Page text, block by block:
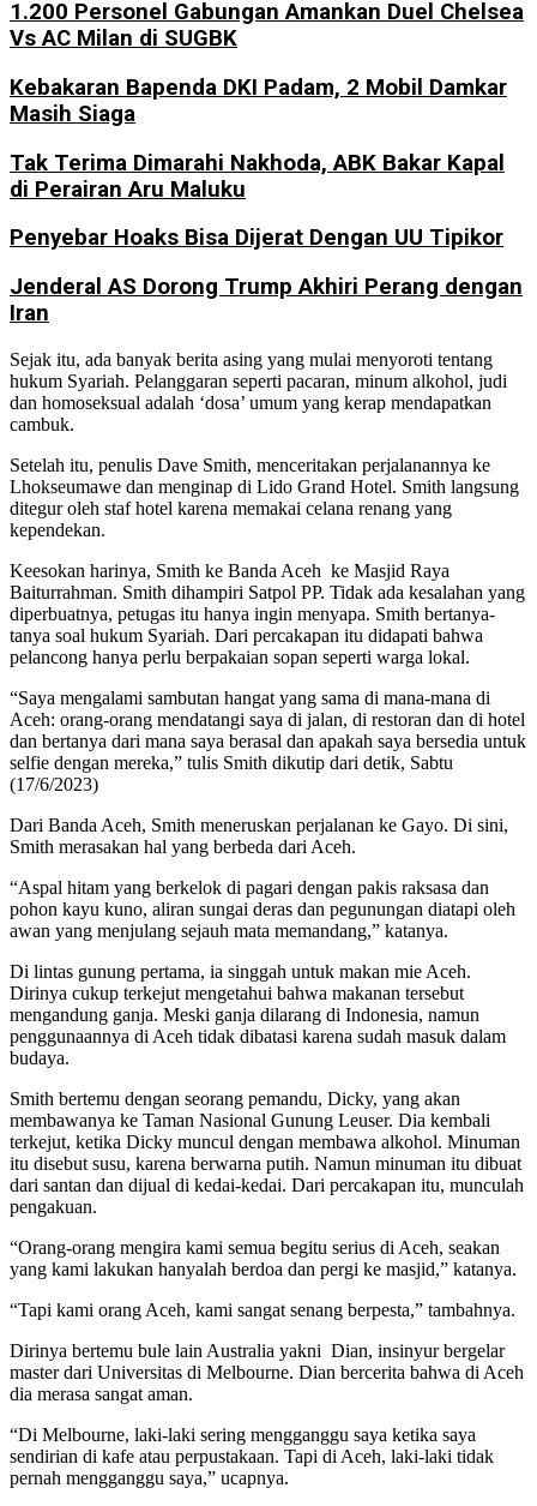
1.200 Personel Gabungan Amankan Duel Chelsea
Vs AC Milan di SUGBK
Kebakaran Bapenda DKI Padam, 2 Mobil Damkar
Masih Siaga
Tak Terima Dimarahi Nakhoda, ABK Bakar Kapal
di Perairan Aru Maluku
Penyebar Hoaks Bisa Dijerat Dengan UU Tipikor
Jenderal AS Dorong Trump Akhiri Perang dengan
Iran
Sejak itu, ada banyak berita asing yang mulai menyoroti tentang
hukum Syariah. Pelanggaran seperti pacaran, minum alkohol, judi
dan homoseksual adalah ‘dosa’ umum yang kerap mendapatkan
cambuk.
Setelah itu, penulis Dave Smith, menceritakan perjalanannya ke
Lhokseumawe dan menginap di Lido Grand Hotel. Smith langsung
ditegur oleh staf hotel karena memakai celana renang yang
kependekan.
Keesokan harinya, Smith ke Banda Aceh ke Masjid Raya
Baiturrahman. Smith dihampiri Satpol PP. Tidak ada kesalahan yang
diperbuatnya, petugas itu hanya ingin menyapa. Smith bertanya-
tanya soal hukum Syariah. Dari percakapan itu didapati bahwa
pelancong hanya perlu berpakaian sopan seperti warga lokal.
“Saya mengalami sambutan hangat yang sama di mana-mana di
Aceh: orang-orang mendatangi saya di jalan, di restoran dan di hotel
dan bertanya dari mana saya berasal dan apakah saya bersedia untuk
selfie dengan mereka,” tulis Smith dikutip dari detik, Sabtu
(17/6/2023)
Dari Banda Aceh, Smith meneruskan perjalanan ke Gayo. Di sini,
Smith merasakan hal yang berbeda dari Aceh.
“Aspal hitam yang berkelok di pagari dengan pakis raksasa dan
pohon kayu kuno, aliran sungai deras dan pegunungan diatapi oleh
awan yang menjulang sejauh mata memandang,” katanya.
Di lintas gunung pertama, ia singgah untuk makan mie Aceh.
Dirinya cukup terkejut mengetahui bahwa makanan tersebut
mengandung ganja. Meski ganja dilarang di Indonesia, namun
penggunaannya di Aceh tidak dibatasi karena sudah masuk dalam
budaya.
Smith bertemu dengan seorang pemandu, Dicky, yang akan
membawanya ke Taman Nasional Gunung Leuser. Dia kembali
terkejut, ketika Dicky muncul dengan membawa alkohol. Minuman
itu disebut susu, karena berwarna putih. Namun minuman itu dibuat
dari santan dan dijual di kedai-kedai. Dari percakapan itu, munculah
pengakuan.
“Orang-orang mengira kami semua begitu serius di Aceh, seakan
yang kami lakukan hanyalah berdoa dan pergi ke masjid,” katanya.
“Tapi kami orang Aceh, kami sangat senang berpesta,” tambahnya.
Dirinya bertemu bule lain Australia yakni Dian, insinyur bergelar
master dari Universitas di Melbourne. Dian bercerita bahwa di Aceh
dia merasa sangat aman.
“Di Melbourne, laki-laki sering mengganggu saya ketika saya
sendirian di kafe atau perpustakaan. Tapi di Aceh, laki-laki tidak
pernah mengganggu saya,” ucapnya.